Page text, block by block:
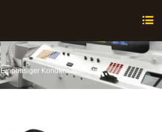

Einphasiger Kondensatormotor